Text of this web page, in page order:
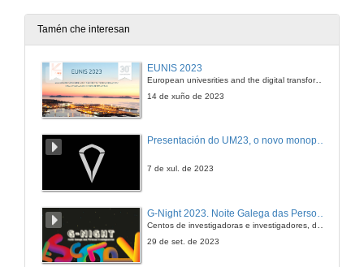
Tamén che interesan
EUNIS 2023
European univesrities and the digital transformation: challenges and opportunities ahead
14 de xuño de 2023
Presentación do UM23, o novo monopraza de UVigo Motorsport
7 de xul. de 2023
Centos de investigadoras e investigadores, decenas de actividades e sete cidades
29 de set. de 2023